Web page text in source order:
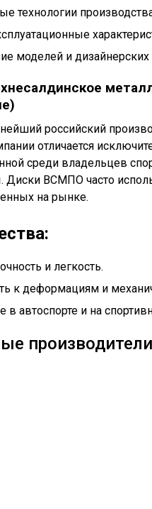
технологии
моделей и
российский
отличается
среди владельцев
Диски ВСМПО часто
на рынке.
и легкость.
к деформациям и
в автоспорте и на